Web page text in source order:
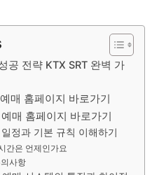
공 전략 KTX SRT 완벽 가
매 홈페이지 바로가기
매 홈페이지 바로가기
정과 기본 규칙 이해하기
간은 언제인가요
사항